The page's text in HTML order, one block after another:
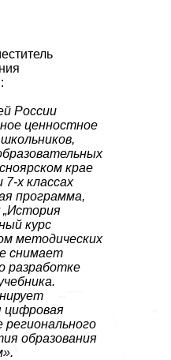
России
ценностное
крае
7-х классах
программа,
„История
курс
методических
снимает
разработке
образования